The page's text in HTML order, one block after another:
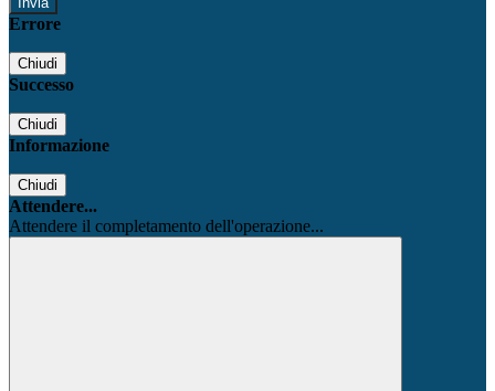
Errore
Chiudi
Successo
Chiudi
Informazione
Chiudi
Attendere...
Attendere il completamento dell'operazione...